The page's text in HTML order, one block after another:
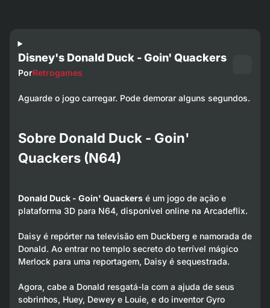
Disney's Donald Duck - Goin' Quackers
PorRetrogames
Aguarde o jogo carregar. Pode demorar alguns segundos.
Sobre Donald Duck - Goin'
Quackers (N64)
Donald Duck - Goin' Quackersé um jogo de ação e
plataforma 3D para N64, disponível online na Arcadeflix.
Daisy é repórter na televisão em Duckberg e namorada de
Donald. Ao entrar no templo secreto do terrível mágico
Merlock para uma reportagem, Daisy é sequestrada.
Agora, cabe a Donald resgatá-la com a ajuda de seus
sobrinhos, Huey, Dewey e Louie, e do inventor Gyro